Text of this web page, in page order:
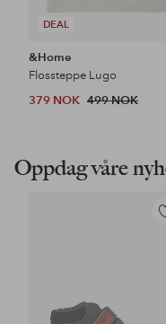
DEAL
&Home
Flossteppe Lugo
379 NOK 499 NOK
Oppdag våre